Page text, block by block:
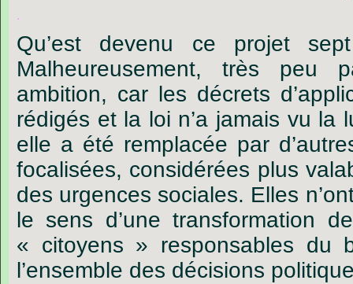
.
Qu’est devenu ce projet
Malheureusement, très peu
ambition, car les décrets
rédigés et la loi n’a jamais vu la
elle a été remplacée par
focalisées, considérées plus
des urgences sociales. Elles
le sens d’une transformation
« citoyens » responsables du
l’ensemble des décisions